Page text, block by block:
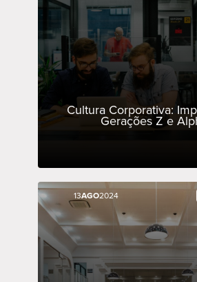
Cultura Corporativa:
Gerações Z e
13AGO2024
13AGO2024